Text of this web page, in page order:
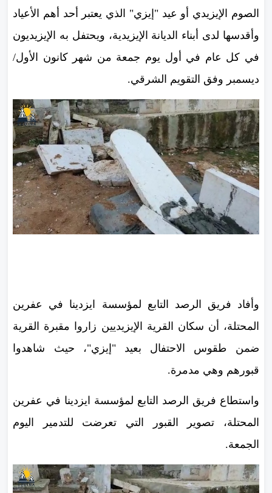
الصوم الإيزيدي أو عيد "إيزي" الذي يعتبر أحد أهم الأعياد
وأقدسها لدى أبناء الديانة الإيزيدية، ويحتفل به الإيزيديون
في كل عام في أول يوم جمعة من شهر كانون الأول/
ديسمبر وفق التقويم الشرقي.
وأفاد فريق الرصد التابع لمؤسسة ايزدينا في عفرين
المحتلة، أن سكان القرية الإيزيديين زاروا مقبرة القرية
ضمن طقوس الاحتفال بعيد "إيزي"، حيث شاهدوا
قبورهم وهي مدمرة.
واستطاع فريق الرصد التابع لمؤسسة ايزدينا في عفرين
المحتلة، تصوير القبور التي تعرضت للتدمير اليوم
الجمعة.